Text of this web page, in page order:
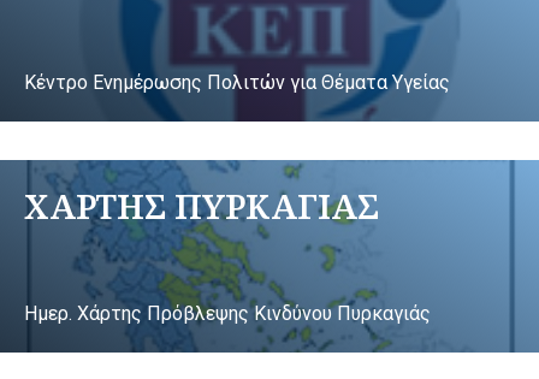
Κέντρο Ενημέρωσης Πολιτών για Θέματα Υγείας
ΧΑΡΤΗΣ ΠΥΡΚΑΓΙΑΣ
Ημερ. Χάρτης Πρόβλεψης Κινδύνου Πυρκαγιάς